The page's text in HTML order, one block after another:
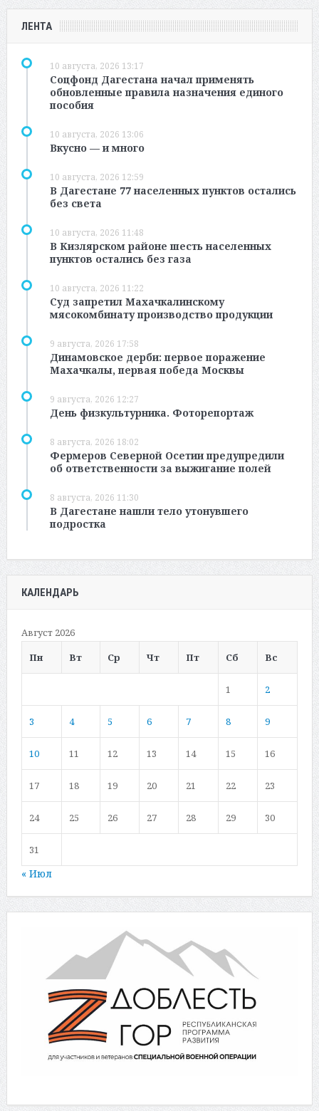
ЛЕНТА
10 августа, 2026 13:17
Соцфонд Дагестана начал применять
обновленные правила назначения единого
пособия
10 августа, 2026 13:06
Вкусно — и много
10 августа, 2026 12:59
В Дагестане 77 населенных пунктов остались
без света
10 августа, 2026 11:48
В Кизлярском районе шесть населенных
пунктов остались без газа
10 августа, 2026 11:22
Суд запретил Махачкалинскому
мясокомбинату производство продукции
9 августа, 2026 17:58
Динамовское дерби: первое поражение
Махачкалы, первая победа Москвы
9 августа, 2026 12:27
День физкультурника. Фоторепортаж
8 августа, 2026 18:02
Фермеров Северной Осетии предупредили
об ответственности за выжигание полей
8 августа, 2026 11:30
В Дагестане нашли тело утонувшего
подростка
КАЛЕНДАРЬ
Август 2026
Пн
Вт Ср Чт Пт Сб Вс
1 2
3 4 5 6 7 8 9
10 11 12 13 14 15 16
17 18 19 20 21 22 23
24 25 26 27 28 29 30
31
« Июл